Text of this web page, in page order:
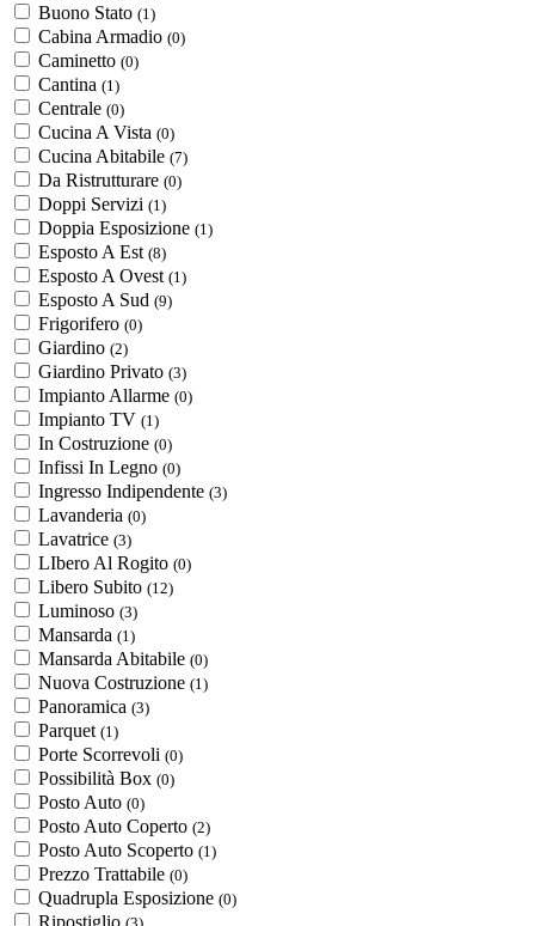
Buono Stato (1)
Cabina Armadio (0)
Caminetto (0)
Cantina (1)
Centrale (0)
Cucina A Vista (0)
Cucina Abitabile (7)
Da Ristrutturare (0)
Doppi Servizi (1)
Doppia Esposizione (1)
Esposto A Est (8)
Esposto A Ovest (1)
Esposto A Sud (9)
Frigorifero (0)
Giardino (2)
Giardino Privato (3)
Impianto Allarme (0)
Impianto TV (1)
In Costruzione (0)
Infissi In Legno (0)
Ingresso Indipendente (3)
Lavanderia (0)
Lavatrice (3)
LIbero Al Rogito (0)
Libero Subito (12)
Luminoso (3)
Mansarda (1)
Mansarda Abitabile (0)
Nuova Costruzione (1)
Panoramica (3)
Parquet (1)
Porte Scorrevoli (0)
Possibilità Box (0)
Posto Auto (0)
Posto Auto Coperto (2)
Posto Auto Scoperto (1)
Prezzo Trattabile (0)
Quadrupla Esposizione (0)
Ripostiglio